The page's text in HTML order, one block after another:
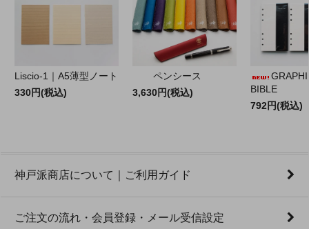
Liscio-1｜A5薄型ノート
330円(税込)
ペンシース
3,630円(税込)
BIBLE
792円(税込)
神戸派商店について｜ご利用ガイド
ご注文の流れ・会員登録・メール受信設定